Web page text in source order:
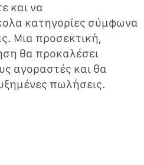
και να
κατηγορίες σύμφωνα
Μια προσεκτική,
θα προκαλέσει
αγοραστές και θα
πωλήσεις.